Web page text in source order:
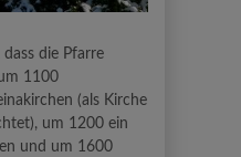
die Pfarre
1100
(als Kirche
um 1200 ein
und um 1600